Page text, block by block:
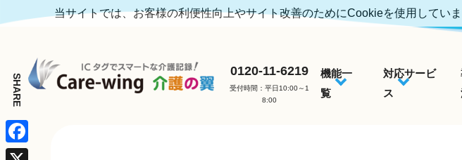
0120-11-6219
受付時間：平日10:00～1
8:00
機能一
覧
対応サービ
ス
F
当サイトでは、お客様の利便性向上やサイト改善のためにCookieを使用してい